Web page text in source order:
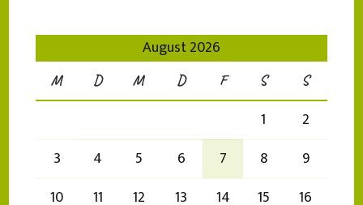
August 2026
M D M D F S S
1
2
3
4 5 6 7 8
9
10
11 12 13 14 15 16